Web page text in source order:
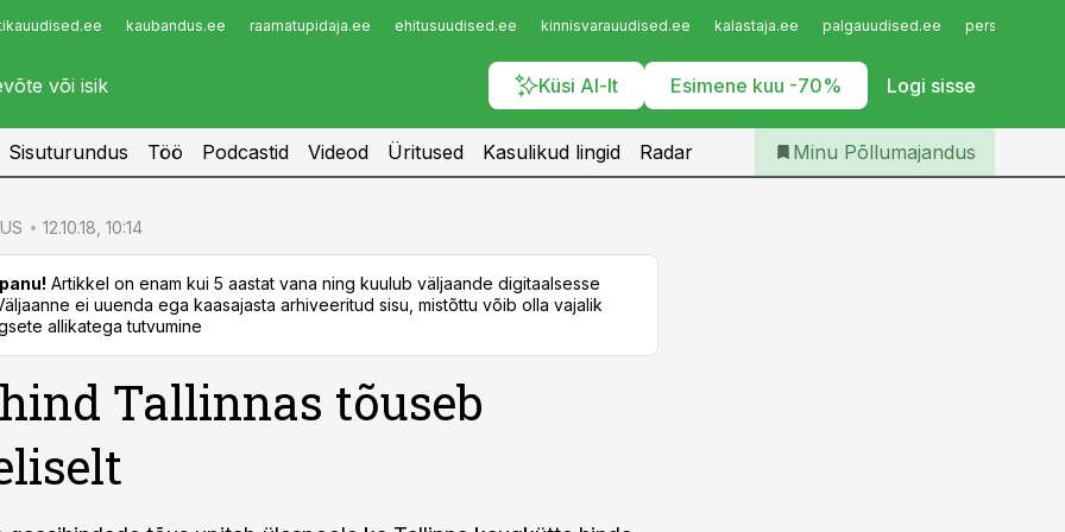
kaubandus.ee raamatupidaja.ee ehitusuudised.ee kinnisvarauudised.ee kalastaja.ee palgauudised.ee
Küsi AI-lt Esimene kuu -70% Logi sisse
Infopank
Iseteenindus
Telli Põllumajandus
Sisuturundus Töö Podcastid Videod Üritused Kasulikud lingid Radar Minu Põllumajandus
12.10.18, 10:14
Artikkel on enam kui 5 aastat vana ning kuulub väljaande digitaalsesse
ei uuenda ega kaasajasta arhiveeritud sisu, mistõttu võib olla vajalik
allikatega tutvumine
Tallinnas tõuseb